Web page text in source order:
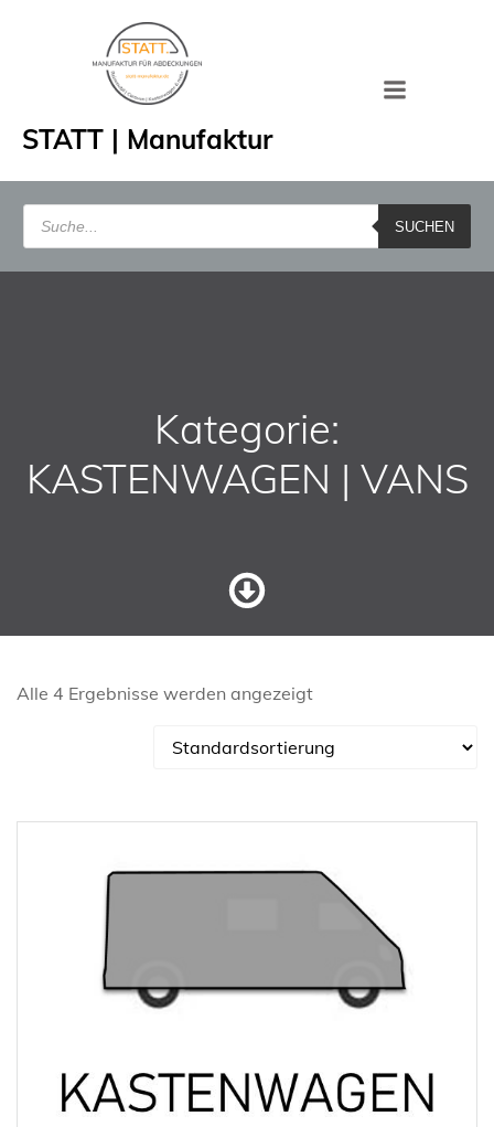
STATT | Manufaktur
Products
search SUCHEN
Kategorie:
KASTENWAGEN | VANS
Alle 4 Ergebnisse werden angezeigt